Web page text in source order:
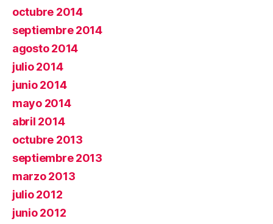
octubre 2014
septiembre 2014
agosto 2014
julio 2014
junio 2014
mayo 2014
abril 2014
octubre 2013
septiembre 2013
marzo 2013
julio 2012
junio 2012